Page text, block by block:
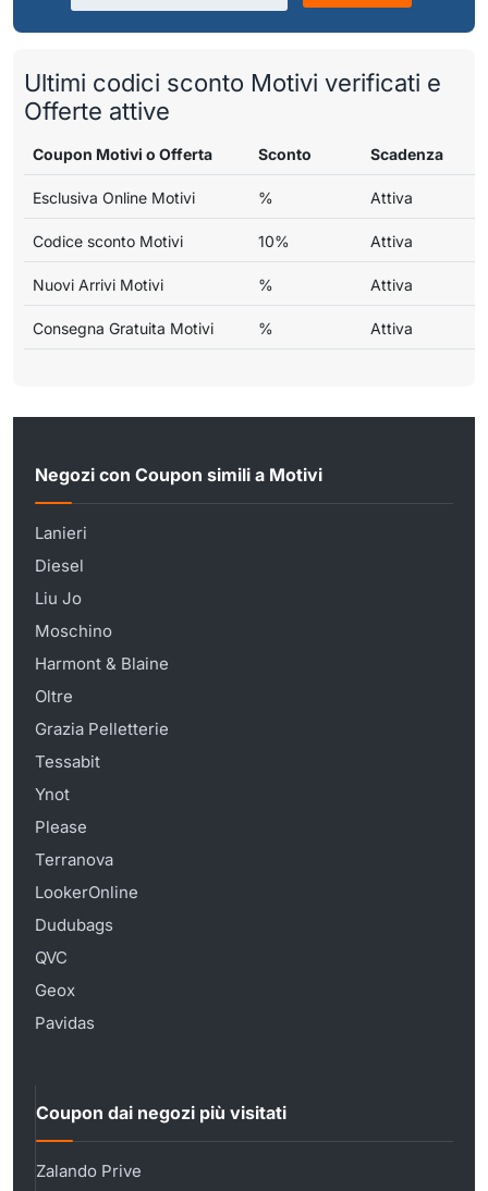
Ultimi codici sconto Motivi verificati e
Offerte attive
Coupon Motivi o Offerta Sconto Scadenza
Esclusiva Online Motivi % Attiva
Codice sconto Motivi 10% Attiva
Nuovi Arrivi Motivi % Attiva
Consegna Gratuita Motivi % Attiva
Negozi con Coupon simili a Motivi
Lanieri
Diesel
Liu Jo
Moschino
Harmont & Blaine
Oltre
Grazia Pelletterie
Tessabit
Ynot
Please
Terranova
LookerOnline
Dudubags
QVC
Geox
Pavidas
Coupon dai negozi più visitati
Zalando Prive